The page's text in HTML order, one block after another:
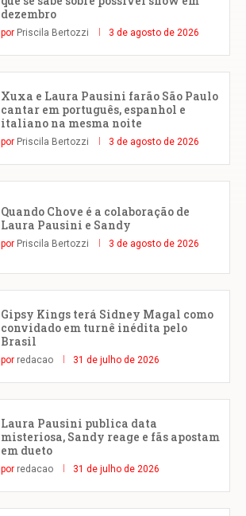
dezembro
por Priscila Bertozzi 3 de agosto de 2026
Xuxa e Laura Pausini farão São Paulo
cantar em português, espanhol e
italiano na mesma noite
por Priscila Bertozzi 3 de agosto de 2026
Quando Chove é a colaboração de
Laura Pausini e Sandy
por Priscila Bertozzi 3 de agosto de 2026
Gipsy Kings terá Sidney Magal como
convidado em turnê inédita pelo
Brasil
por redacao 31 de julho de 2026
Laura Pausini publica data
misteriosa, Sandy reage e fãs apostam
em dueto
por redacao 31 de julho de 2026